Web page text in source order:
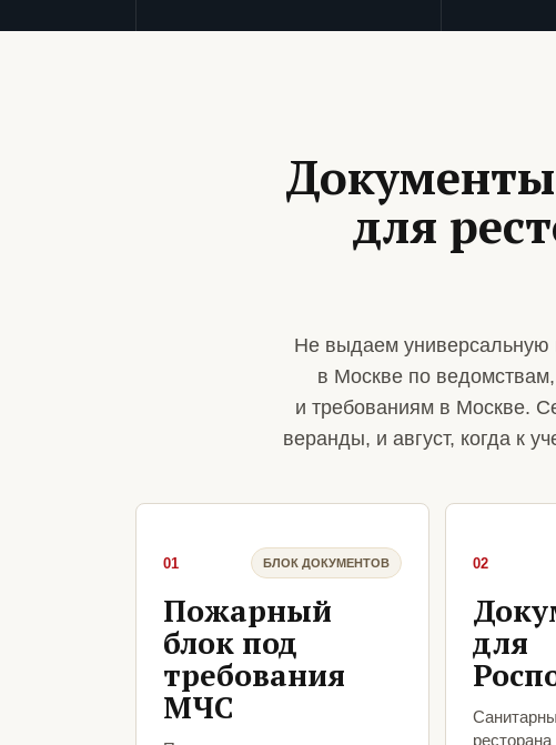
для
Не выдаем универсальную
в Москве по
и требованиям в Москве.
веранды, и август, когда к
01 БЛОК ДОКУМЕНТОВ
Пожарный
блок под
требования
МЧС
02
для